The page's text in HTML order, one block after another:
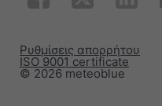
© 2026 meteoblue
ISO 9001 certificate
Ρυθμίσεις απορρήτου